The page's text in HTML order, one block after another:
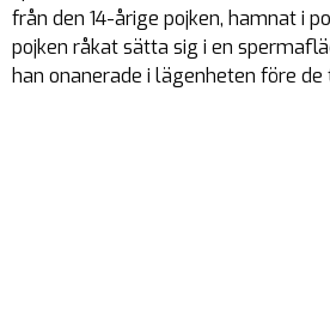
från den 14-årige pojken, hamnat i
pojken råkat sätta sig i en
han onanerade i lägenheten före de